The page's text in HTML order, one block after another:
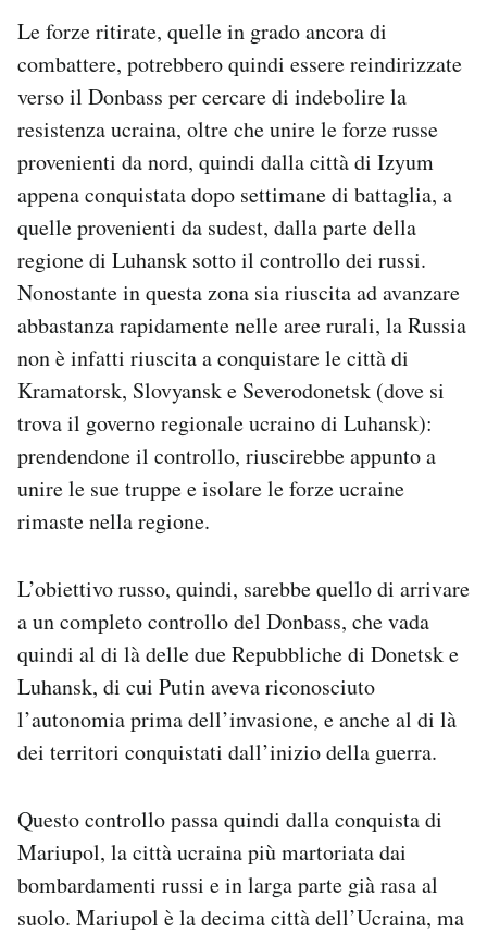
Le forze ritirate, quelle in grado ancora di
combattere, potrebbero quindi essere reindirizzate
verso il Donbass per cercare di indebolire la
resistenza ucraina, oltre che unire le forze russe
provenienti da nord, quindi dalla città di Izyum
appena conquistata dopo settimane di battaglia, a
quelle provenienti da sudest, dalla parte della
regione di Luhansk sotto il controllo dei russi.
Nonostante in questa zona sia riuscita ad avanzare
abbastanza rapidamente nelle aree rurali, la Russia
non è infatti riuscita a conquistare le città di
Kramatorsk, Slovyansk e Severodonetsk (dove si
trova il governo regionale ucraino di Luhansk):
prendendone il controllo, riuscirebbe appunto a
unire le sue truppe e isolare le forze ucraine
rimaste nella regione.
L’obiettivo russo, quindi, sarebbe quello di arrivare
a un completo controllo del Donbass, che vada
quindi al di là delle due Repubbliche di Donetsk e
Luhansk, di cui Putin aveva riconosciuto
l’autonomia prima dell’invasione, e anche al di là
dei territori conquistati dall’inizio della guerra.
Questo controllo passa quindi dalla conquista di
Mariupol, la città ucraina più martoriata dai
bombardamenti russi e in larga parte già rasa al
suolo. Mariupol è la decima città dell’Ucraina, ma